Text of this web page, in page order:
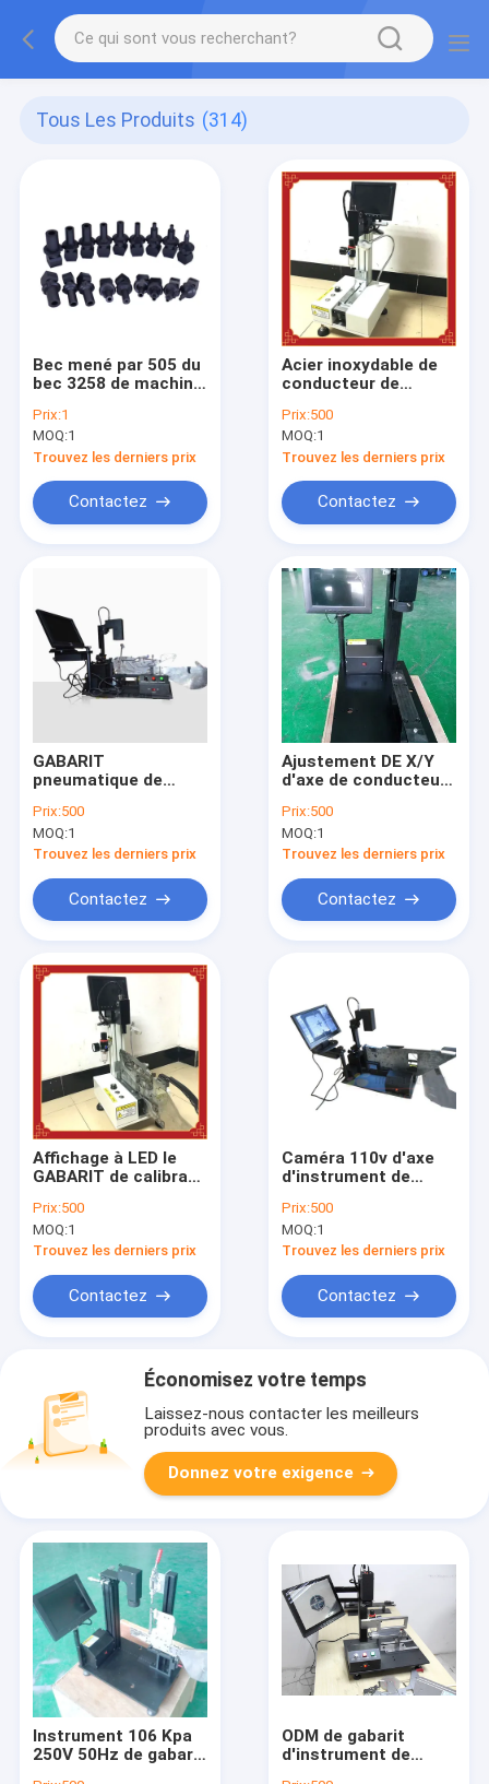
Tous Les Produits (314)
Bec mené par 505 du
bec 3258 de machine
YAMAHA SMT
Prix:1
MOQ:1
Trouvez les derniers prix
Contactez
Acier inoxydable de
conducteur de
de transfert de
calibrage
Prix:500
MOQ:1
Trouvez les derniers prix
Contactez
GABARIT
pneumatique de
d'instrument de
calibrage de
conducteur de ke760
Prix:500
MOQ:1
Trouvez les derniers prix
Contactez
Ajustement DE X/Y
d'axe de conducteur
calibrage de la
machine électrique Z
de gabarit
Prix:500
MOQ:1
Trouvez les derniers prix
Contactez
Affichage à LED le
GABARIT de calibrage
de Samsung 220V
simple pour SM482
SM481 SM481
Prix:500
MOQ:1
Trouvez les derniers prix
Contactez
Caméra 110v d'axe
d'instrument de
PHILIPS Feeder
Calibration
Prix:500
MOQ:1
Trouvez les derniers prix
Contactez
Économisez votre temps
Laissez-nous contacter les meilleurs
produits avec vous.
Donnez votre exigence
Instrument 106 Kpa
250V 50Hz de gabarit
ODM de gabarit
d'instrument de